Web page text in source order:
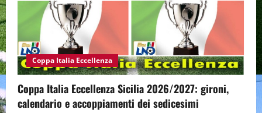
Coppa Italia Eccellenza
Coppa Italia Eccellenza Sicilia 2026/2027: gironi,
calendario e accoppiamenti dei sedicesimi